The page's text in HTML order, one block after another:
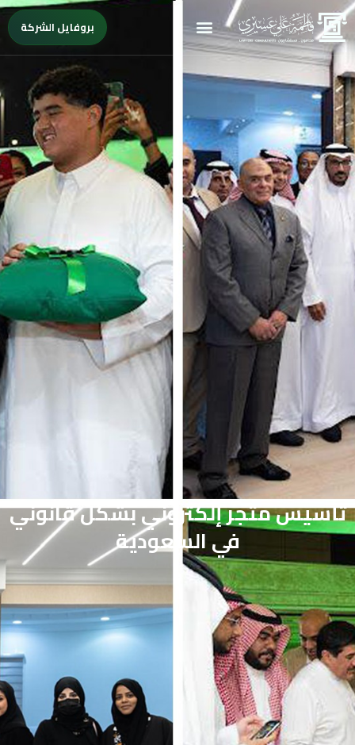
بروفايل الشركة
تأسيس متجر إلكتروني بشكل قانوني
في السعودية